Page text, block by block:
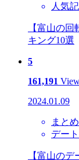
人気
【富山の
キング10選
5
161,191
2024.01.09
まとめ
デー
【富山の